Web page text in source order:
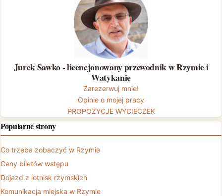
Jurek Sawko - licencjonowany przewodnik w Rzymie i
Watykanie
Zarezerwuj mnie!
Opinie o mojej pracy
PROPOZYCJE WYCIECZEK
Popularne strony
Co trzeba zobaczyć w Rzymie
Ceny biletów wstępu
Dojazd z lotnisk rzymskich
Komunikacja miejska w Rzymie